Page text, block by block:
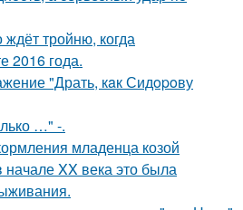
ждёт тройню, когда
2016 года.
"Драть, кaк Сидopoву
…" -.
младенца козой
начале XX века это была